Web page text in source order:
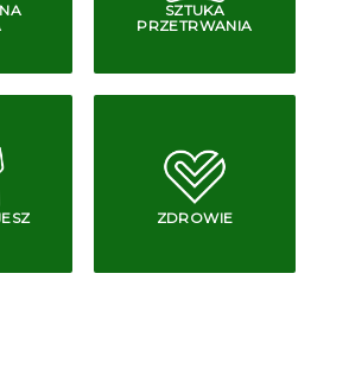
SZTUKA
PRZETRWANIA
ZDROWIE